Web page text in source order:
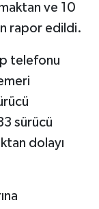
ve 10
rapor edildi.
telefonu
sürücü
dolayı